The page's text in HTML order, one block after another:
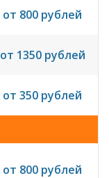
от 800 рублей
от 1350 рублей
от 350 рублей
от 800 рублей